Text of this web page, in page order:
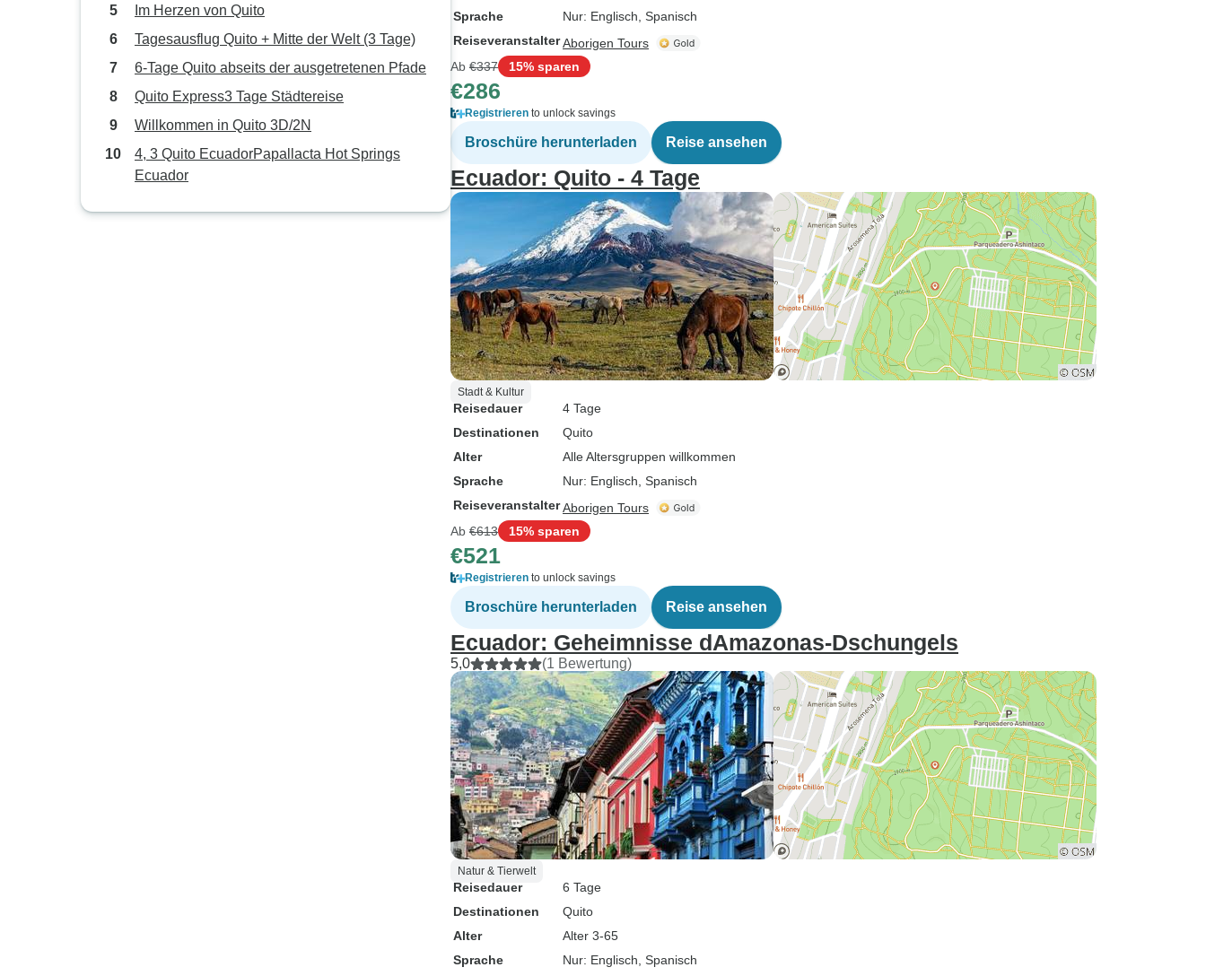
Im Herzen von Quito
Tagesausflug Quito + Mitte der Welt (3 Tage)
6-Tage Quito abseits der ausgetretenen Pfade
Quito Express3 Tage Städtereise
Willkommen in Quito 3D/2N
4, 3 Quito EcuadorPapallacta Hot Springs
Ecuador
Sprache
Nur: Englisch, Spanisch
ReiseveranstalterAborigen Tours
Ab €337 15% sparen
€286
Registrieren to unlock savings
Broschüre herunterladen Reise ansehen
Ecuador: Quito - 4 Tage
Stadt & Kultur
Reisedauer
4 Tage
Destinationen
Quito
Alter
Alle Altersgruppen willkommen
Sprache
Nur: Englisch, Spanisch
ReiseveranstalterAborigen Tours
Ab €613 15% sparen
€521
Registrieren to unlock savings
Broschüre herunterladen Reise ansehen
Ecuador: Geheimnisse dAmazonas-Dschungels
5,0 (1 Bewertung)
Natur & Tierwelt
Reisedauer
6 Tage
Destinationen
Quito
Alter
Alter 3-65
Sprache
Nur: Englisch, Spanisch